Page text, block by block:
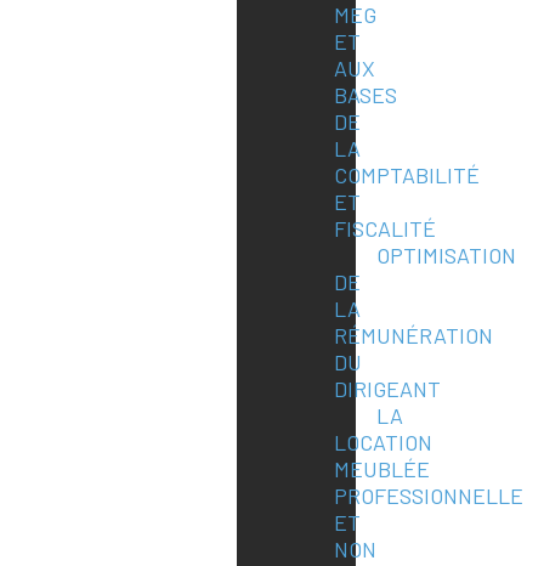
MEG
ET
AUX
BASES
DE
LA
COMPTABILITÉ
ET
FISCALITÉ
OPTIMISATION
DE
LA
RÉMUNÉRATION
DU
DIRIGEANT
LA
LOCATION
MEUBLÉE
PROFESSIONNELLE
ET
NON